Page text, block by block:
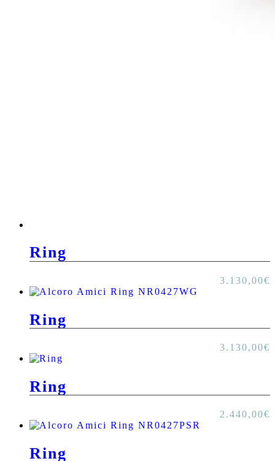
Ring
3.130,00€
Ring
3.130,00€
Ring
2.440,00€
Ring